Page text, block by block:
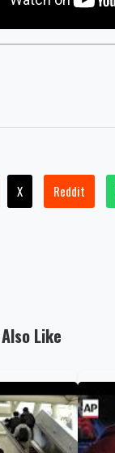
X Reddit
Like